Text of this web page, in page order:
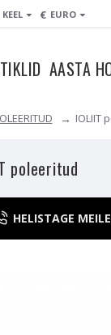
€ EURO
AASTA
IOLIIT
poleeritud
HELISTAGE MEILE